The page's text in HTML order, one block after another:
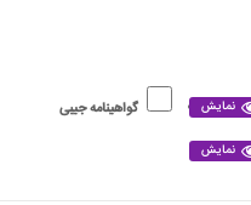
نمایش
نمایش
گواهینامه جیبی